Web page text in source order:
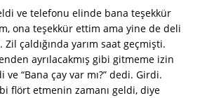
ve telefonu elinde bana teşekkür
ona teşekkür ettim ama yine de deli
çaldığında yarım saat geçmişti.
ayrılacakmış gibi gitmeme izin
“Bana çay var mı?” dedi. Girdi.
flört etmenin zamanı geldi, diye